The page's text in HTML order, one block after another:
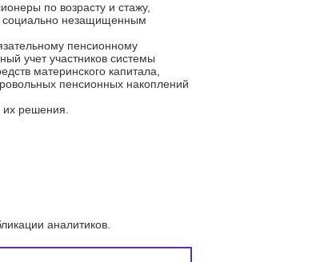
по возрасту и стажу,
социально незащищенным
пенсионному
учет участников системы
материнского капитала,
пенсионных накоплений
решения.
аналитиков.